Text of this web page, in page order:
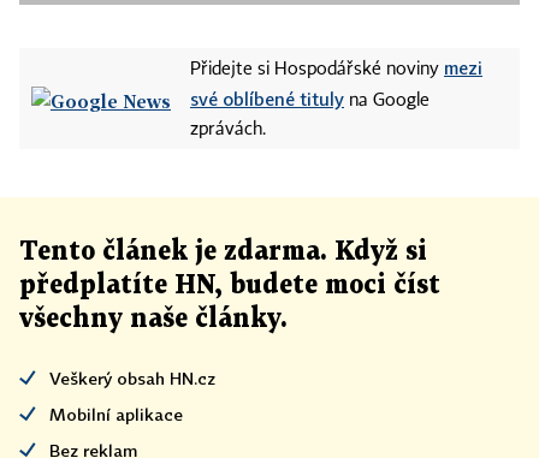
Přidejte si Hospodářské noviny mezi
své oblíbené tituly na Google
zprávách.
Tento článek je zdarma. Když si
předplatíte HN, budete moci číst
všechny naše články.
Veškerý obsah HN.cz
Mobilní aplikace
Bez reklam